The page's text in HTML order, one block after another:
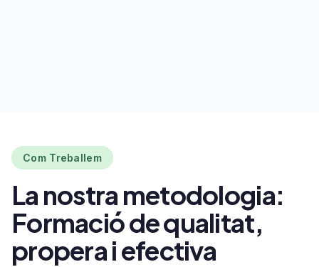
Com Treballem
La nostra metodologia:
Formació de qualitat,
propera i efectiva